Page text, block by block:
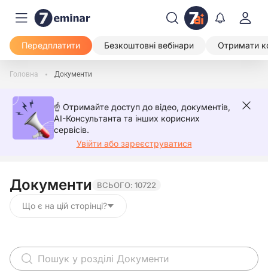
Передплатити Безкоштовні вебінари Отримати
Головна Документи
☝️ Отримайте доступ до відео, документів,
AI-Консультанта та інших корисних
сервісів.
Увійти або зареєструватися
Документи ВСЬОГО: 10722
Що є на цій сторінці?